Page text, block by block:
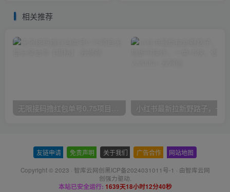
相关推荐
无限接码撸红包单号0.75项目无偿分享给你【揭秘】
友链申请 免责声明 关于我们 广告合作 网站地图
Copyright © 2023 · 智库云网创黑ICP备2024031011号-1 · 由智库云网
创强力驱动.
本站已安全运行: 1639天18小时12分41秒